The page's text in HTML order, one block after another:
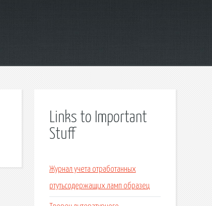
Links to Important
Stuff
Журнал учета отработанных
ртутьсодержащих ламп образец